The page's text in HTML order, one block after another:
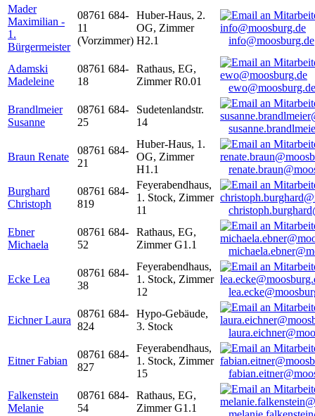
Mader
Maximilian -
1.
Bürgermeister
08761 684-
11
(Vorzimmer)
Huber-Haus, 2.
OG, Zimmer
H2.1
info@moosburg.de
Adamski
Madeleine
08761 684-
18
Rathaus, EG,
Zimmer R0.01
ewo@moosburg.de
Brandlmeier
Susanne
08761 684-
25
Sudetenlandstr.
14
Braun Renate
08761 684-
21
Huber-Haus, 1.
OG, Zimmer
H1.1
Burghard
Christoph
08761 684-
819
Feyerabendhaus,
1. Stock, Zimmer
11
Ebner
Michaela
08761 684-
52
Rathaus, EG,
Zimmer G1.1
Ecke Lea
08761 684-
38
Feyerabendhaus,
1. Stock, Zimmer
12
Eichner Laura
08761 684-
824
Hypo-Gebäude,
3. Stock
Eitner Fabian
08761 684-
827
Feyerabendhaus,
1. Stock, Zimmer
15
Falkenstein
Melanie
08761 684-
54
Rathaus, EG,
Zimmer G1.1